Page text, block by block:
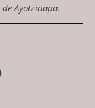
Ayotzinapa.